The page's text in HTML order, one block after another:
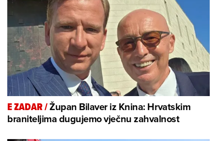
E ZADAR/Župan Bilaver iz Knina: Hrvatskim
braniteljima dugujemo vječnu zahvalnost